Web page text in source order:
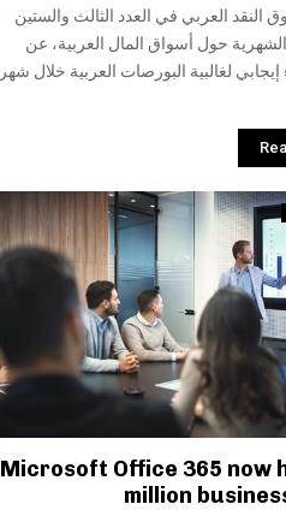
العربي في العدد الثالث والستين
حول أسواق المال العربية، عن
لغالبية البورصات العربية خلال شهر
Microsoft Office 365 now
million